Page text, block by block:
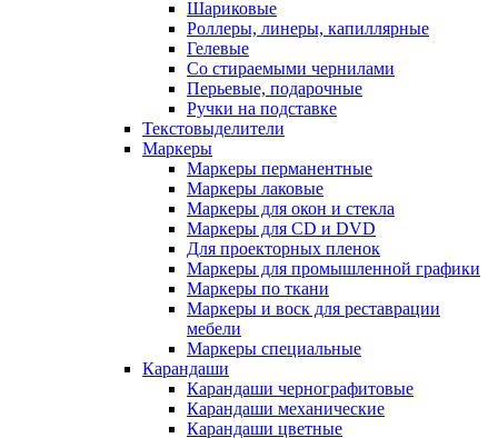
Шариковые
Роллеры, линеры, капиллярные
Гелевые
Со стираемыми чернилами
Перьевые, подарочные
Ручки на подставке
Текстовыделители
Маркеры
Маркеры перманентные
Маркеры лаковые
Маркеры для окон и стекла
Маркеры для CD и DVD
Для проекторных пленок
Маркеры для промышленной графики
Маркеры по ткани
Маркеры и воск для реставрации
мебели
Маркеры специальные
Карандаши
Карандаши чернографитовые
Карандаши механические
Карандаши цветные